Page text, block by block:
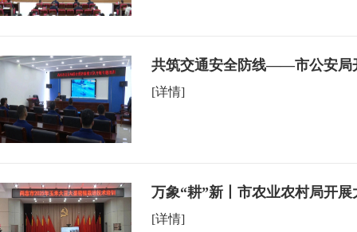
共筑交通安全防线——市公安局
[详情]
万象“耕”新丨市农业农村局开
[详情]